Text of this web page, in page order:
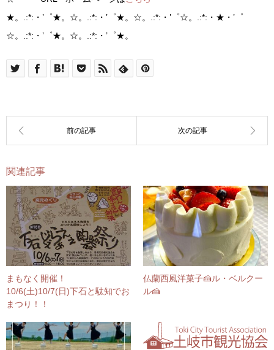
★。.:*:・’゜★。☆。.:*:・’゜★。☆。.:*:・’゜☆。.:*:・★・’゜
☆。.:*:・’゜★。☆。.:*:・’゜★。
関連記事
まもなく開催！
10/6(土)10/7(日)下石と駄知でお
まつり！！
仏蘭西風洋菓子🍰ル・ベルクー
ル🍰